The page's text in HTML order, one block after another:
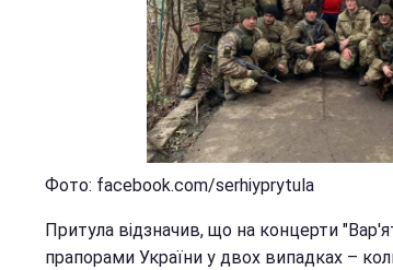
Фото: facebook.com/serhiyprytula
Притула відзначив, що на концерти
прапорами України у двох випадках –